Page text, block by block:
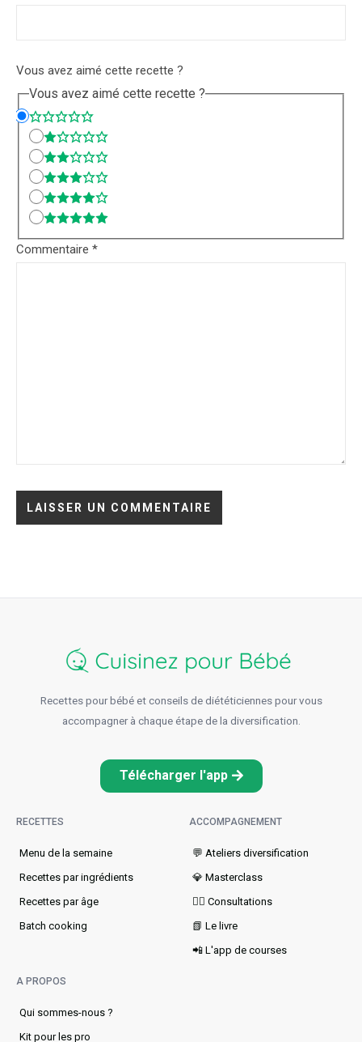
Vous avez aimé cette recette ?
Vous avez aimé cette recette ?
Commentaire *
Recettes pour bébé et conseils de diététiciennes pour vous
accompagner à chaque étape de la diversification.
Télécharger l'app
RECETTES
Menu de la semaine​
Recettes par ingrédients
Recettes par âge
Batch cooking
ACCOMPAGNEMENT
💬 Ateliers diversification
💎 Masterclass
👩‍⚕️ Consultations
📗 Le livre
📲 L'app de courses
A PROPOS
Qui sommes-nous ?
Kit pour les pro